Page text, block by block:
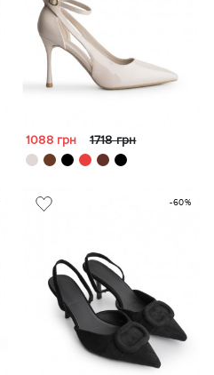
1088 грн 1718 грн
-60%